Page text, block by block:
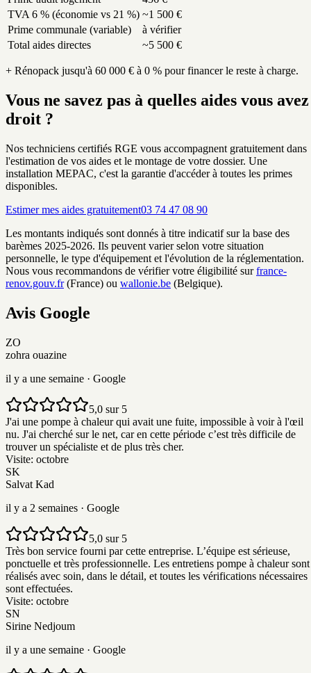
TVA 6 % (économie vs 21 %) ~1 500 €
Prime communale (variable)
à vérifier
Total aides directes
~5 500 €
+ Rénopack jusqu'à 60 000 € à 0 % pour financer le reste à charge.
Vous ne savez pas à quelles aides vous avez
droit ?
Nos techniciens certifiés RGE vous accompagnent gratuitement dans
l'estimation de vos aides et le montage de votre dossier. Une
installation MEPAC, c'est la garantie d'accéder à toutes les primes
disponibles.
Estimer mes aides gratuitement03 74 47 08 90
Les montants indiqués sont donnés à titre indicatif sur la base des
barèmes 2025-2026. Ils peuvent varier selon votre situation
personnelle, le type d'équipement et l'évolution de la réglementation.
Nous vous recommandons de vérifier votre éligibilité surfrance-
renov.gouv.fr(France) ou wallonie.be (Belgique).
Avis Google
ZO
zohra ouazine
il y a une semaine · Google
5,0 sur 5
J'ai une pompe à chaleur qui avait une fuite, impossible à voir à l'œil
nu. J'ai cherché sur le net, car en cette période c’est très difficile de
trouver un spécialiste et de plus très cher.
Visite: octobre
SK
Salvat Kad
il y a 2 semaines · Google
5,0 sur 5
Très bon service fourni par cette entreprise. L’équipe est sérieuse,
ponctuelle et très professionnelle. Les entretiens pompe à chaleur sont
réalisés avec soin, dans le détail, et toutes les vérifications nécessaires
sont effectuées.
Visite: octobre
SN
Sirine Nedjoum
il y a une semaine · Google